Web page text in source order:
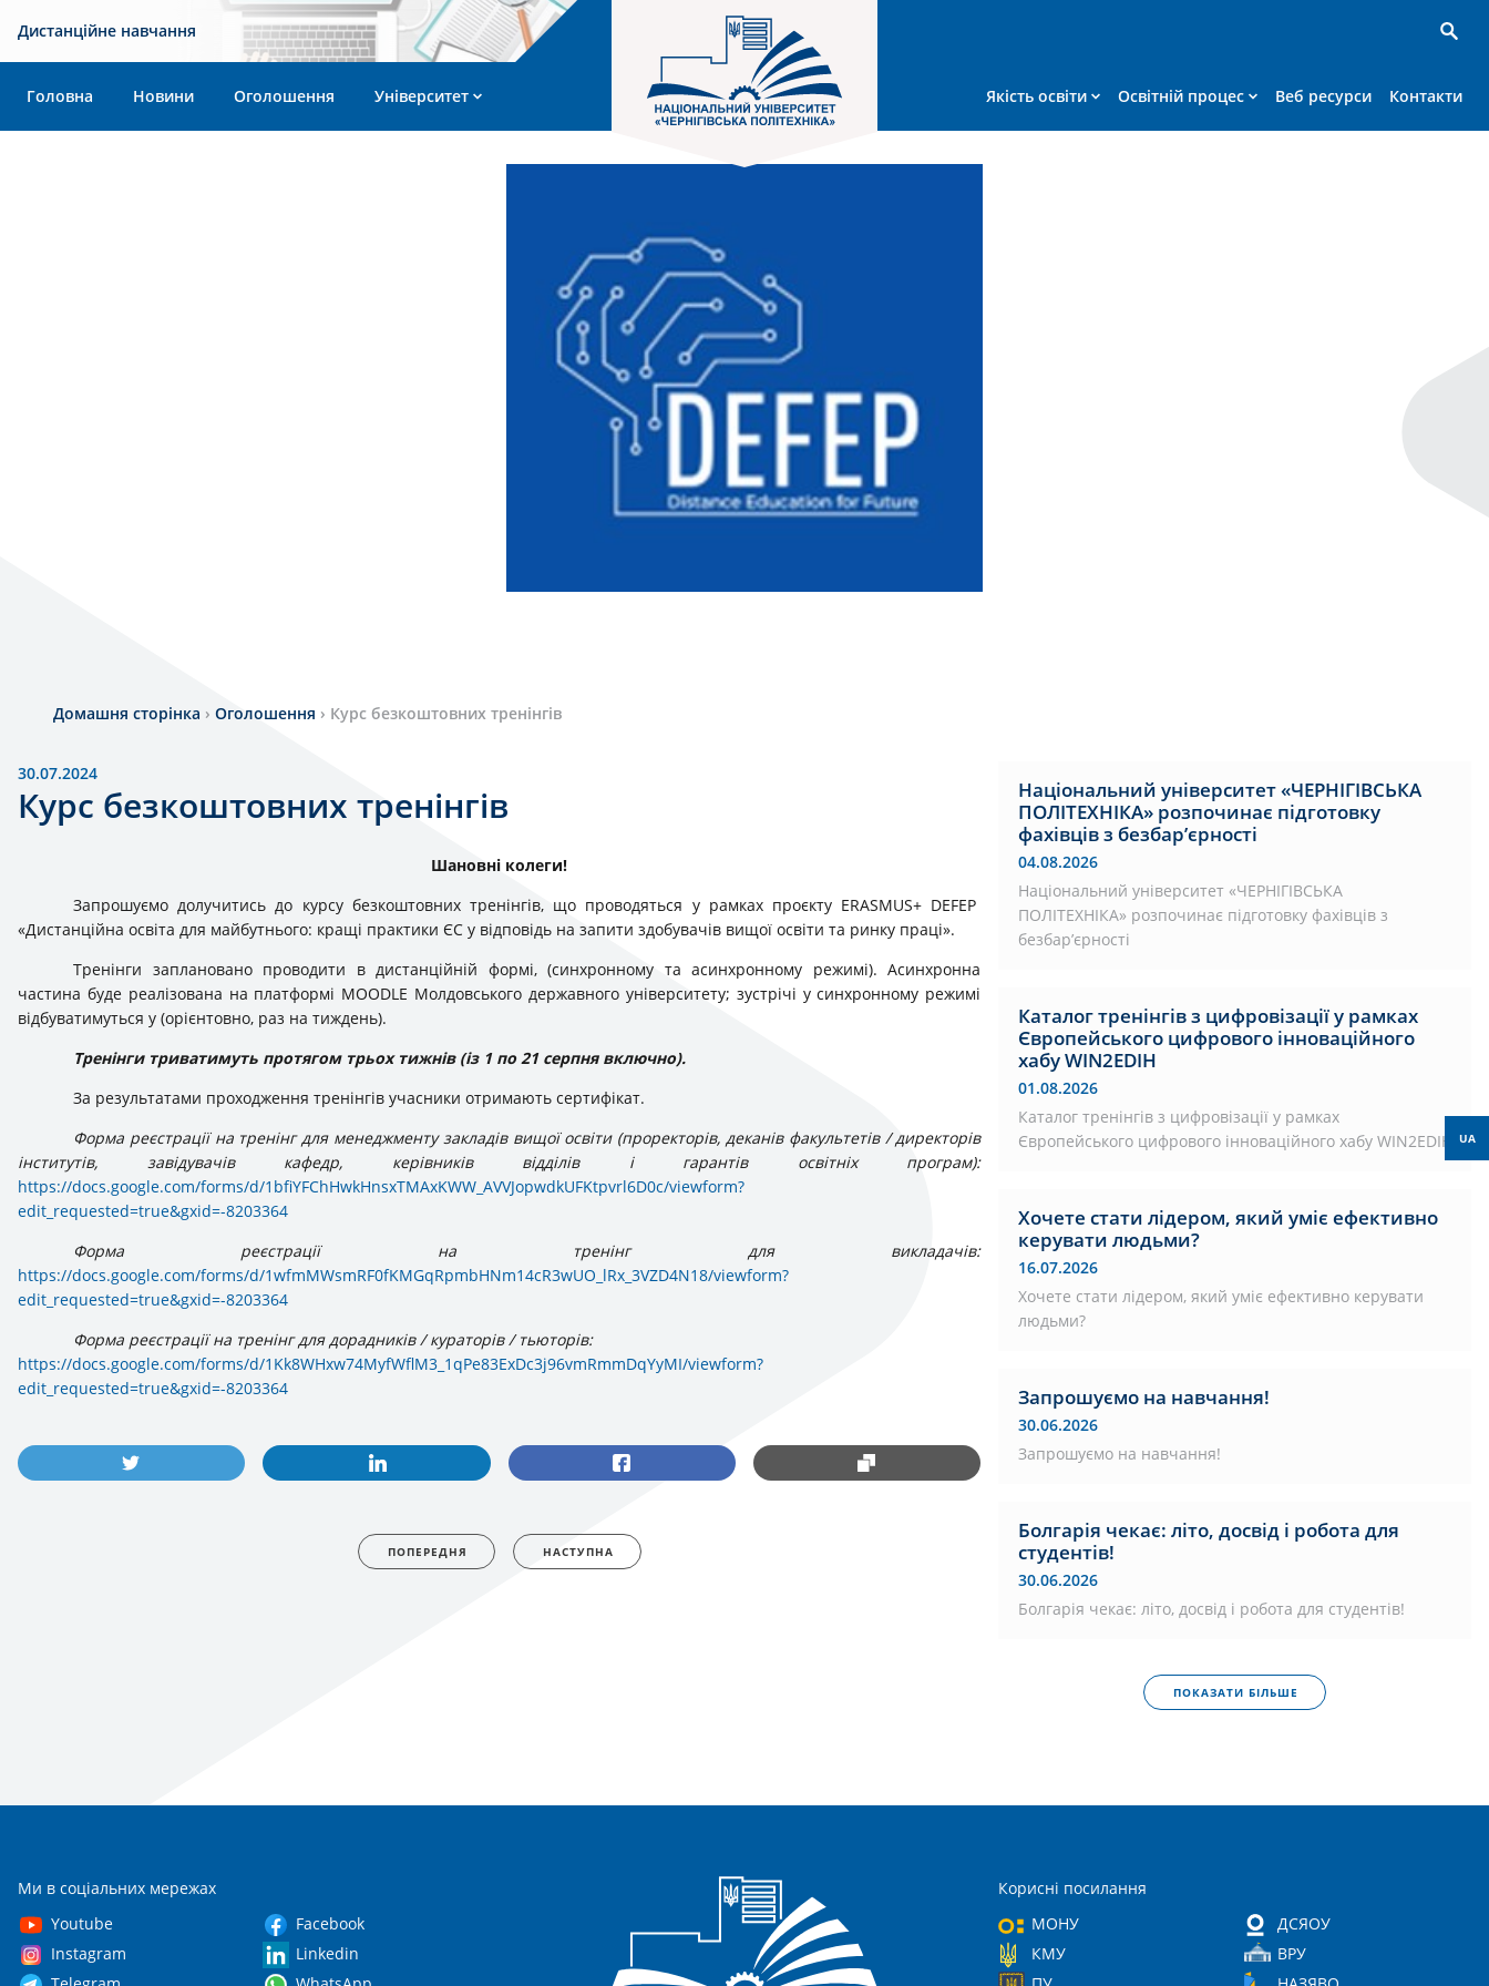
Дистанційне навчання
Головна Новини Оголошення Університет Якість освіти Освітній процес Веб ресурси Контакти
Домашня сторінка › Оголошення › Курс безкоштовних тренінгів
30.07.2024
Курс безкоштовних тренінгів
Шановні колеги!
Запрошуємо долучитись до курсу безкоштовних тренінгів, що проводяться у рамках проєкту ERASMUS+ DEFEP
«Дистанційна освіта для майбутнього: кращі практики ЄС у відповідь на запити здобувачів вищої освіти та ринку праці».
Тренінги заплановано проводити в дистанційній формі, (синхронному та асинхронному режимі). Асинхронна
частина буде реалізована на платформі MOODLE Молдовського державного університету; зустрічі у синхронному режимі
відбуватимуться у (орієнтовно, раз на тиждень).
Тренінги триватимуть протягом трьох тижнів (із 1 по 21 серпня включно).
За результатами проходження тренінгів учасники отримають сертифікат.
Форма реєстрації на тренінг для менеджменту закладів вищої освіти (проректорів, деканів факультетів / директорів
інститутів, завідувачів кафедр, керівників відділів і гарантів освітніх програм):
https://docs.google.com/forms/d/1bfiYFChHwkHnsxTMAxKWW_AVVJopwdkUFKtpvrl6D0c/viewform?
edit_requested=true&gxid=-8203364
Форма реєстрації на тренінг для викладачів:
https://docs.google.com/forms/d/1wfmMWsmRF0fKMGqRpmbHNm14cR3wUO_lRx_3VZD4N18/viewform?
edit_requested=true&gxid=-8203364
Форма реєстрації на тренінг для дорадників / кураторів / тьюторів:
https://docs.google.com/forms/d/1Kk8WHxw74MyfWflM3_1qPe83ExDc3j96vmRmmDqYyMI/viewform?
edit_requested=true&gxid=-8203364
ПОПЕРЕДНЯ НАСТУПНА
Національний університет «ЧЕРНІГІВСЬКА
ПОЛІТЕХНІКА» розпочинає підготовку
фахівців з безбар’єрності
04.08.2026
Національний університет «ЧЕРНІГІВСЬКА
ПОЛІТЕХНІКА» розпочинає підготовку фахівців з
безбар’єрності
Каталог тренінгів з цифровізації у рамках
Європейського цифрового інноваційного
хабу WIN2EDIH
01.08.2026
Каталог тренінгів з цифровізації у рамках
Європейського цифрового інноваційного хабу WIN2EDIH
Хочете стати лідером, який уміє ефективно
керувати людьми?
16.07.2026
Хочете стати лідером, який уміє ефективно керувати
людьми?
Запрошуємо на навчання!
30.06.2026
Запрошуємо на навчання!
Болгарія чекає: літо, досвід і робота для
студентів!
30.06.2026
Болгарія чекає: літо, досвід і робота для студентів!
ПОКАЗАТИ БІЛЬШЕ
Ми в соціальних мережах
Youtube
Facebook
Instagram
Linkedin
Корисні посилання
МОНУ
ДСЯОУ
КМУ
ВРУ
UA